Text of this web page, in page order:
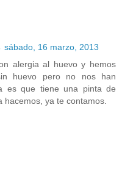
sábado, 16 marzo, 2013
alergia al huevo y hemos
huevo pero no nos han
es que tiene una pinta de
hacemos, ya te contamos.